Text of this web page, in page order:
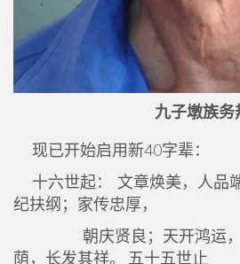
九子墩族务热心
现已开始启用新40字辈：
十六世起： 文章焕美，人品
纪扶纲；家传忠厚，
朝庆贤良；天开鸿运
荫，长发其祥。 五十五世止